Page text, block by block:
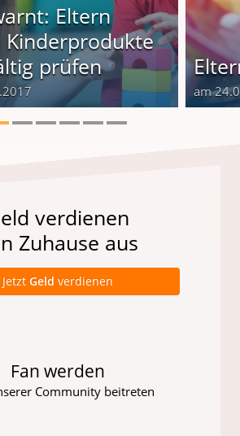
Eltern
Kinderprodukte
prüfen
am
verdienen
Zuhause aus
Jetzt Geld verdienen
Fan werden
Community beitreten